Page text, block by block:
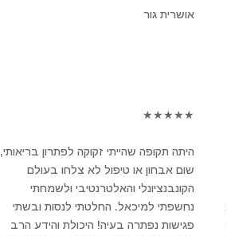
אושרית גור
★
★
★
★
★
היתה תקופה שהייתי זקוקה לפתרון בריאותי,
שום אבחון או טיפול לא צלחו בעולם
הקונבנציונלי והאלטרנטיבי ולשמחתי
נחשפתי למיכאל. החלטתי לנסות ובשתי
פגישות נפתרה בעיה! היכולת והידע הרב